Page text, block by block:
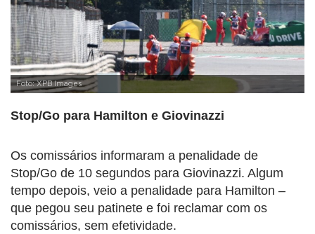
Foto: XPB Images
Stop/Go para Hamilton e Giovinazzi
Os comissários informaram a penalidade de
Stop/Go de 10 segundos para Giovinazzi. Algum
tempo depois, veio a penalidade para Hamilton –
que pegou seu patinete e foi reclamar com os
comissários, sem efetividade.